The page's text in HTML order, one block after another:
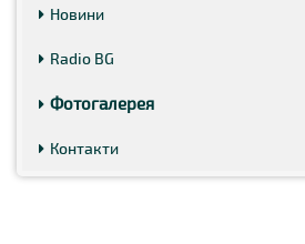
Новини
Radio BG
Фотогалерея
Контакти